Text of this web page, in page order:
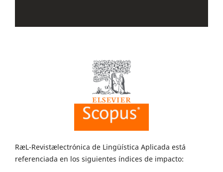
RæL-Revistælectrónica de Lingüística Aplicada está
referenciada en los siguientes índices de impacto: